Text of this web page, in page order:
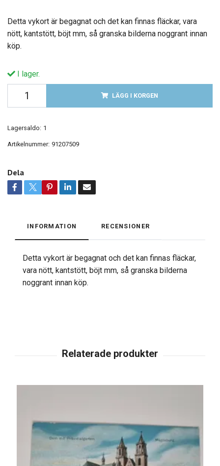
Detta vykort är begagnat och det kan finnas fläckar, vara
nött, kantstött, böjt mm, så granska bilderna noggrant innan
köp.
I lager.
LÄGG I KORGEN
Lagersaldo: 1
Artikelnummer: 91207509
Dela
INFORMATION RECENSIONER
Detta vykort är begagnat och det kan finnas fläckar,
vara nött, kantstött, böjt mm, så granska bilderna
noggrant innan köp.